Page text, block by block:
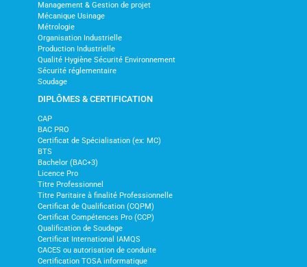
Management & Gestion de projet
Mécanique Usinage
Métrologie
Organisation Industrielle
Production Industrielle
Qualité Hygiène Sécurité Environnement
Sécurité réglementaire
Soudage
DIPLÔMES & CERTIFICATION
CAP
BAC PRO
Certificat de Spécialisation (ex: MC)
BTS
Bachelor (BAC+3)
Licence Pro
Titre Professionnel
Titre Paritaire à finalité Professionnelle
Certificat de Qualification (CQPM)
Certificat Compétences Pro (CCP)
Qualification de Soudage
Certificat International IAMQS
CACES ou autorisation de conduite
Certification TOSA informatique